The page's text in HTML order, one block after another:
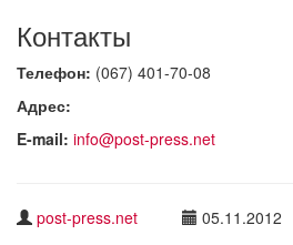
Контакты
Телефон: (067) 401-70-08
Адрес:
E-mail: info@post-press.net
post-press.net 05.11.2012